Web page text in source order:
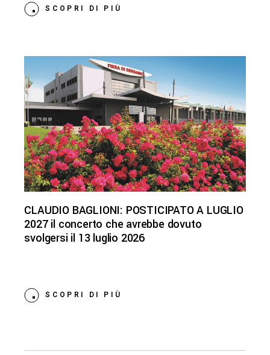
SCOPRI DI PIÙ
CLAUDIO BAGLIONI: POSTICIPATO A LUGLIO
2027 il concerto che avrebbe dovuto
svolgersi il 13 luglio 2026
SCOPRI DI PIÙ